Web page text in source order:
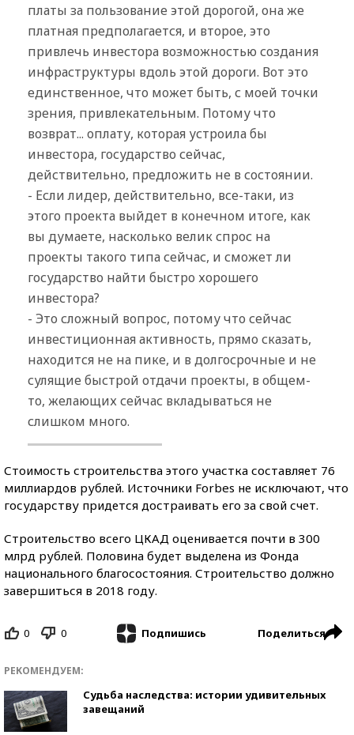
платы за пользование этой дорогой, она же
платная предполагается, и второе, это
привлечь инвестора возможностью создания
инфраструктуры вдоль этой дороги. Вот это
единственное, что может быть, с моей точки
зрения, привлекательным. Потому что
возврат... оплату, которая устроила бы
инвестора, государство сейчас,
действительно, предложить не в состоянии.
- Если лидер, действительно, все-таки, из
этого проекта выйдет в конечном итоге, как
вы думаете, насколько велик спрос на
проекты такого типа сейчас, и сможет ли
государство найти быстро хорошего
инвестора?
- Это сложный вопрос, потому что сейчас
инвестиционная активность, прямо сказать,
находится не на пике, и в долгосрочные и не
сулящие быстрой отдачи проекты, в общем-
то, желающих сейчас вкладываться не
слишком много.
Стоимость строительства этого участка составляет 76
миллиардов рублей. Источники Forbes не исключают, что
государству придется достраивать его за свой счет.
Строительство всего ЦКАД оценивается почти в 300
млрд рублей. Половина будет выделена из Фонда
национального благосостояния. Строительство должно
завершиться в 2018 году.
0 0 Подпишись Поделиться
РЕКОМЕНДУЕМ:
Судьба наследства: истории удивительных
завещаний